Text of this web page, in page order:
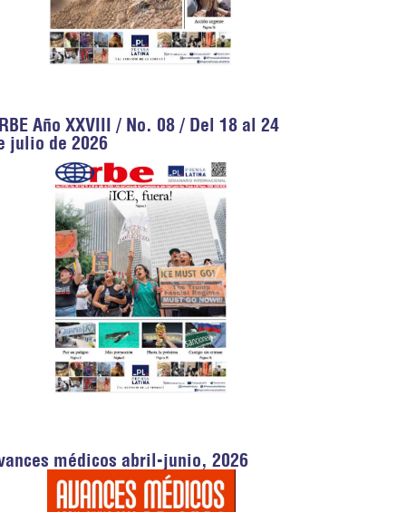
Año XXVIII / No. 08 / Del 18 al 24
julio de 2026
médicos abril-junio, 2026